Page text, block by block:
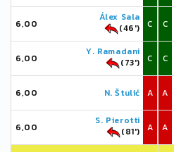
6,00
Álex Sala
(46')
C
6,00
Y. Ramadani
(73')
C
6,00 N. Štulić A
6,00
S. Pierotti
(81')
A
C
C
A
A